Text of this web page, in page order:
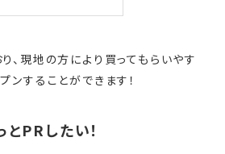
、現地の方により買ってもらいやす
ンすることができます！
とPRしたい！